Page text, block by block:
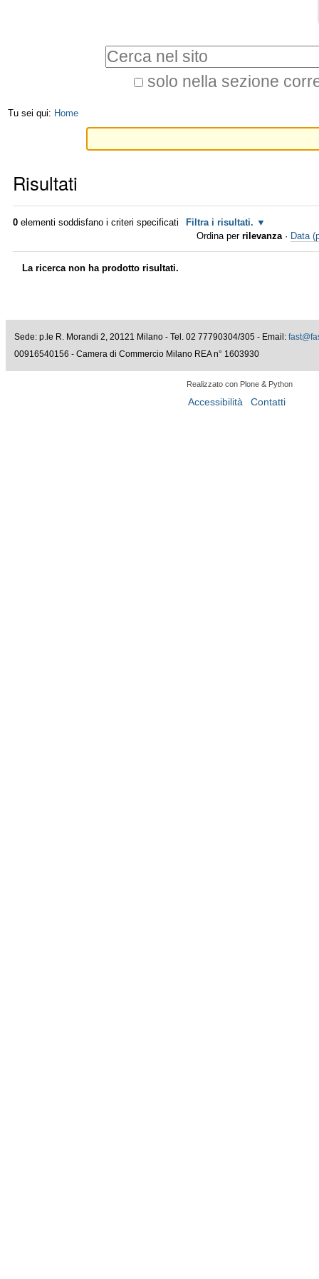
Salta
navigazione
solo nella sezione
avanzata…
Tu sei qui: Home
Risultati
0 elementi soddisfano i criteri specificati
Filtra i risultati.
Ordina per rilevanza · Data
La ricerca non ha prodotto risultati.
Sede: p.le R. Morandi 2, 20121 Milano - Tel. 02 77790304/305 - Email:
00916540156 - Camera di Commercio Milano REA n° 1603930
Realizzato con Plone & Python
Accessibilità Contatti